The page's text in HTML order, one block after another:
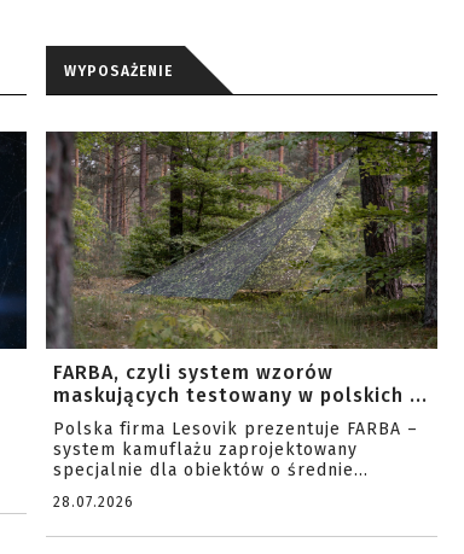
WYPOSAŻENIE
FARBA, czyli system wzorów
maskujących testowany w polskich ...
Polska firma Lesovik prezentuje FARBA –
system kamuflażu zaprojektowany
specjalnie dla obiektów o średnie...
28.07.2026